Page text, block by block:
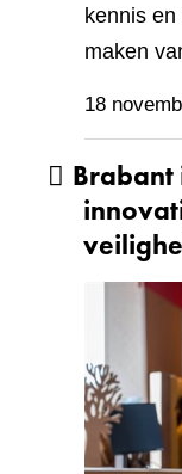
kennis
maken
18
Brabant